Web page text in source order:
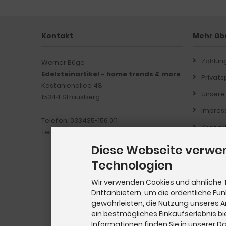
Kontakt
Werner Büge
Edelsteinartikel - home trends & more
Kastanienallee 48
15344 Strausberg
Telefon: 033435-156 011
Telefax: 033435-156 651
Mehr
Unsere
Cookie
Diese Webseite
Technologien
Wir verwenden Cookies und ähnliche
Drittanbietern, um die ordentliche
gewährleisten, die Nutzung unseres
ein bestmögliches Einkaufserlebnis